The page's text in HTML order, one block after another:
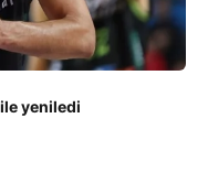
yeniledi